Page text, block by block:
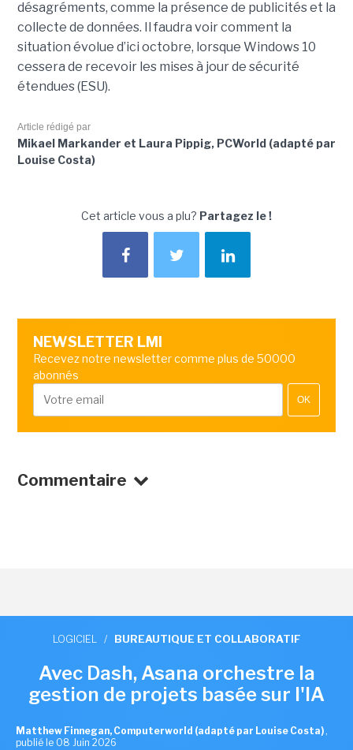
désagréments, comme la présence de publicités et la
collecte de données. Il faudra voir comment la
situation évolue d’ici octobre, lorsque Windows 10
cessera de recevoir les mises à jour de sécurité
étendues (ESU).
Article rédigé par
Mikael Markander et Laura Pippig, PCWorld (adapté par
Louise Costa)
Cet article vous a plu? Partagez le !
NEWSLETTER LMI
Recevez notre newsletter comme plus de 50000
abonnés
OK
Commentaire
LOGICIEL / BUREAUTIQUE ET COLLABORATIF
Avec Dash, Asana orchestre la
gestion de projets basée sur l'IA
Matthew Finnegan, Computerworld (adapté par Louise Costa) ,
publié le 08 Juin 2026